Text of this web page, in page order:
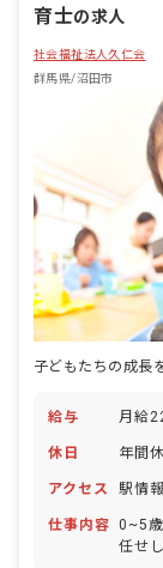
育士の求人
社会福祉法人久仁会
群馬県/沼田市
給与 月給
休日 年間
アクセス 駅情
仕事内容 0~5
任せ